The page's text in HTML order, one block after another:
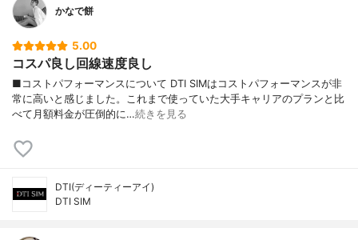
かなで餅
5.00
コスパ良し回線速度良し
■コストパフォーマンスについて DTI SIMはコストパフォーマンスが非
常に高いと感じました。これまで使っていた大手キャリアのプランと比
べて月額料金が圧倒的に…続きを見る
DTI(ディーティーアイ)
DTI SIM